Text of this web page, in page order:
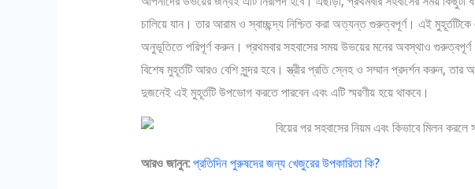
চালিয়ে যান। তার আরাম ও স্বাচ্ছন্দ্য নিশ্চিত করা অত্যন্ত গুরুত্বপূর্ণ। এই
অনুভূতিতে পরিপূর্ণ করুন। প্রথমবার সহবাসের সময় উভয়ের মনের অবস্থাও
বিশেষ মুহূর্তটি আরও বেশি সুন্দর হবে। স্ত্রীর প্রতি স্নেহ ও সম্মান প্রদর্শন করুন,
দুজনেই এই মুহূর্তটি উপভোগ করতে পারবেন এবং এটি স্মরণীয় হয়ে থাকবে।
আরও জানুন: প্রতিদিন পুরুষদের জন্য খেজুরের উপকারিতা কি?